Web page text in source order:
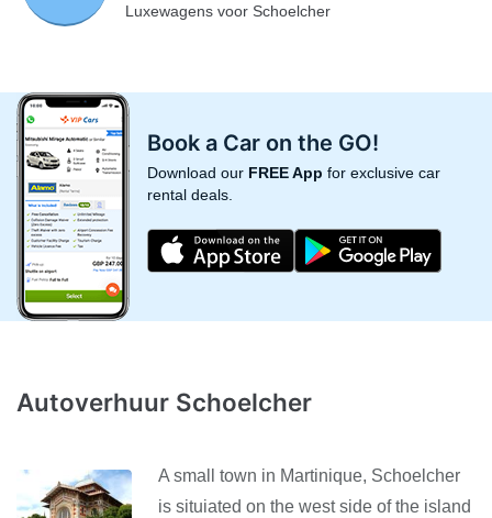
Luxewagens voor Schoelcher
Book a Car on the GO!
Download our FREE App for exclusive car
rental deals.
Autoverhuur Schoelcher
A small town in Martinique, Schoelcher
is situiated on the west side of the island